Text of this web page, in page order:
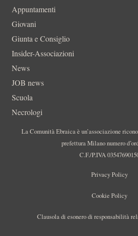
Appuntamenti
Giovani
Giunta e Consiglio
Insider-Associazioni
News
JOB news
Scuola
Necrologi
La Comunità Ebraica è un’associazione
prefettura Milano numero
C.F./P.IVA
Privacy Policy
Cookie Policy
Clausola di esonero di responsabilità